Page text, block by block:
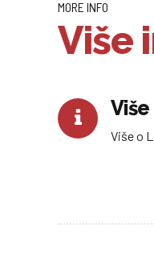
MORE INFO
Više
Više
Više o